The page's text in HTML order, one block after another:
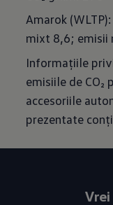
Amarok
mixt 8,6; emisii
Informațiile
emisiile de
accesoriile
prezentate